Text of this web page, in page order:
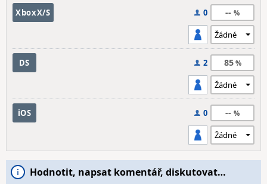
XboxX/S 0 --
DS 2 85
iOS 0 --
Hodnotit, napsat komentář, diskutovat…